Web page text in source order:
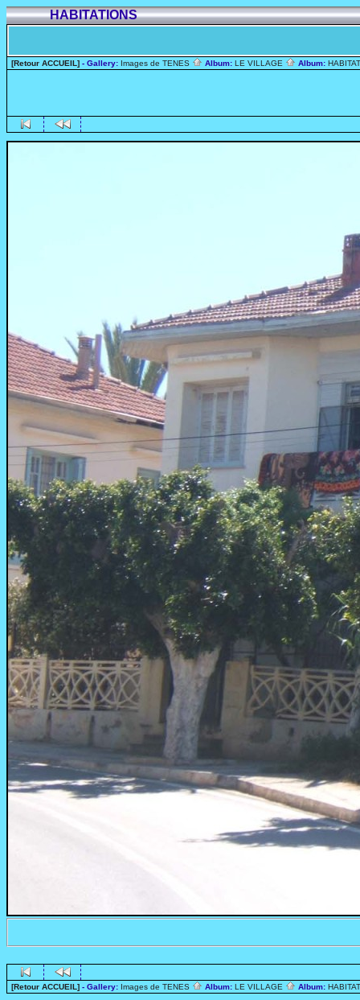
HABITATIONS
[Retour ACCUEIL] - Gallery: Images de TENES Album: LE VILLAGE Album:
[Retour ACCUEIL] - Gallery: Images de TENES Album: LE VILLAGE Album: